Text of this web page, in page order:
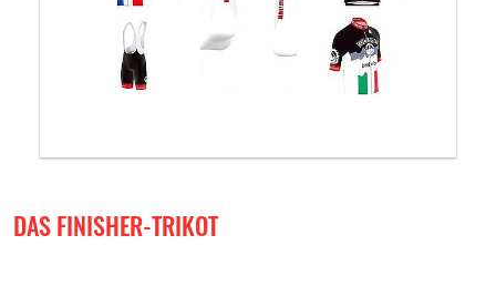
DAS FINISHER-TRIKOT